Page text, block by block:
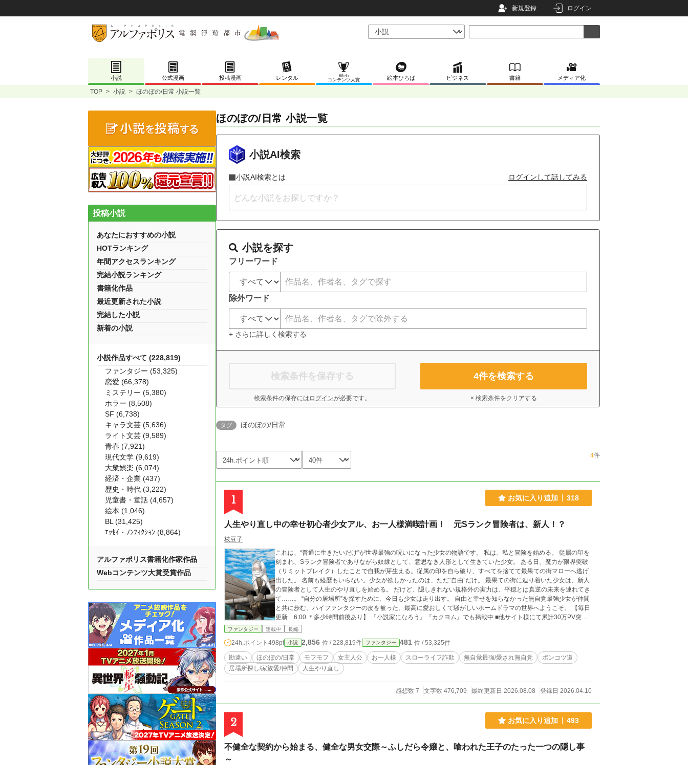
新規登録 ログイン
小説 公式漫画 投稿漫画 レンタル
Web
コンテンツ大賞
絵本ひろば ビジネス 書籍 メディア化
TOP > 小説 > ほのぼの/日常 小説一覧
ほのぼの/日常 小説一覧
小説AI検索
小説AI検索とは ログインして話してみる
小説を探す
フリーワード
除外ワード
+ さらに詳しく検索する
検索条件を保存する
検索条件の保存には ログインが必要です。
4件を検索する
× 検索条件をクリアする
タグ ほのぼの/日常
4件
1 お気に入り追加 318
人生やり直し中の幸せ初心者少女アル、お一人様満喫計画！ 元Sランク冒険者は、新人！？
枝豆子
これは、“普通に生きたいだけ”が世界最強の呪いになった少女の物語です。 私は、私と冒険を始める。 従属の印を
刻まれ、Sランク冒険者でありながら奴隷として、意思なき人形として生きていた少女。 ある日、魔力が限界突破
（リミットブレイク）したことで自我が芽生える。従属の印を自ら破り、すべてを捨てて最果ての街マローへ逃げ
出した。 名前も経歴もいらない。少女が欲しかったのは、ただ“自由”だけ。 最果ての街に辿り着いた少女は、新人
の冒険者として人生のやり直しを始める。 だけど、隠しきれない規格外の実力は、平穏とは真逆の未来を連れてき
て……。 “自分の居場所”を探すために、今日も少女は走り出す。 自由と幸せを知らなかった無自覚最強少女が仲間
と共に歩む、ハイファンタジーの皮を被った、最高に愛おしくて騒がしいホームドラマの世界へようこそ。 【毎日
更新 6:00 ＊多少時間前後あり】 『小説家になろう』『カクヨム』でも掲載中 ■他サイト様にて累計30万PV突
破！■ 応援ありがとうございます。アルファポリスでもお楽しみいただければ幸いです！
ファンタジー 連載中 長編
24h.ポイント 498pt 小説 2,856 位 / 228,819件 ファンタジー 481 位 / 53,325件
勘違い ほのぼの/日常 モフモフ 女主人公 お一人様 スローライフ詐欺 無自覚最強/愛され無自覚
ポンコツ道
居場所探し/家族愛/仲間
人生やり直し
感想数 7 文字数 476,709 最終更新日 2026.08.08 登録日 2026.04.10
2 お気に入り追加 493
不健全な契約から始まる、健全な男女交際～ふしだら令嬢と、喰われた王子のたった一つの隠し事
～
投稿小説
あなたにおすすめの小説
HOTランキング
年間アクセスランキング
完結小説ランキング
書籍化作品
最近更新された小説
完結した小説
新着の小説
小説作品すべて (228,819)
ファンタジー (53,325)
恋愛 (66,378)
ミステリー (5,380)
ホラー (8,508)
SF (6,738)
キャラ文芸 (5,636)
ライト文芸 (9,589)
青春 (7,921)
現代文学 (9,619)
大衆娯楽 (6,074)
経済・企業 (437)
歴史・時代 (3,222)
児童書・童話 (4,657)
絵本 (1,046)
BL (31,425)
ｴｯｾｲ・ﾉﾝﾌｨｸｼｮﾝ (8,864)
アルファポリス書籍化作家作品
Webコンテンツ大賞受賞作品